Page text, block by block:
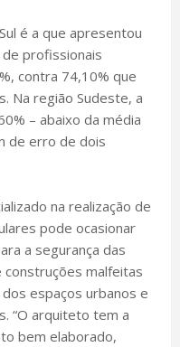
é a que apresentou
profissionais
contra 74,10% que
Na região Sudeste, a
– abaixo da média
de erro de dois
na realização de
pode ocasionar
a segurança das
construções malfeitas
espaços urbanos e
“O arquiteto tem a
bem elaborado,